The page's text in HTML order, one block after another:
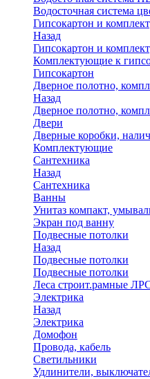
Водосточная система
Гипсокартон и
Назад
Гипсокартон и
Комплектующие к
Гипсокартон
Дверное полотно,
Назад
Дверное полотно,
Двери
Дверные коробки,
Комплектующие
Сантехника
Назад
Сантехника
Ванны
Унитаз компакт,
Экран под ванну
Подвесные потолки
Назад
Подвесные потолки
Подвесные потолки
Леса строит.рамные
Электрика
Назад
Электрика
Домофон
Провода, кабель
Светильники
Удлинители,